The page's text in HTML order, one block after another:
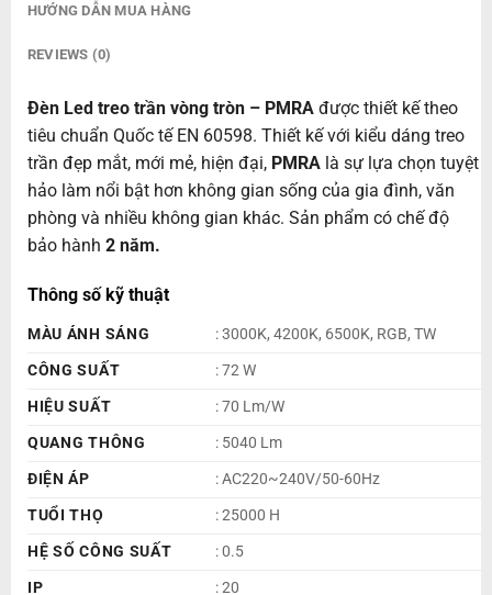
HƯỚNG DẪN MUA HÀNG
REVIEWS (0)
Đèn Led treo trần vòng tròn – PMRAđược thiết kế theo
tiêu chuẩn Quốc tế EN 60598. Thiết kế với kiểu dáng treo
trần đẹp mắt, mới mẻ, hiện đại, PMRA là sự lựa chọn tuyệt
hảo làm nổi bật hơn không gian sống của gia đình, văn
phòng và nhiều không gian khác. Sản phẩm có chế độ
bảo hành 2 năm.
Thông số kỹ thuật
MÀU ÁNH SÁNG
: 3000K, 4200K, 6500K, RGB, TW
CÔNG SUẤT
: 72 W
HIỆU SUẤT
: 70 Lm/W
QUANG THÔNG
: 5040 Lm
ĐIỆN ÁP
: AC220~240V/50-60Hz
TUỔI THỌ
: 25000 H
HỆ SỐ CÔNG SUẤT
: 0.5
IP
: 20